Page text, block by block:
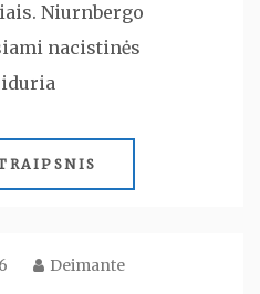
Niurnbergo
nacistinės
Deimante